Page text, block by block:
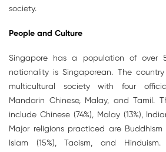
society.
People and Culture
Singapore has a population of over
nationality is Singaporean. The
multicultural society with four
Mandarin Chinese, Malay, and Tamil.
include Chinese (74%), Malay (13%),
Major religions practiced are Buddhism
Islam (15%), Taoism, and